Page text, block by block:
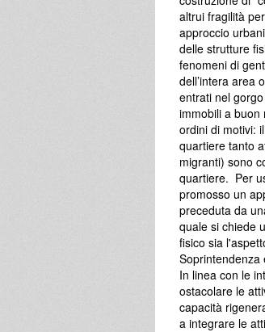
altrui fragilità
approccio
delle strutture
fenomeni di
dell’intera area
entrati nel
immobili a buon
ordini di motivi:
quartiere tanto
migranti) sono
quartiere. Per
promosso un
preceduta da
quale si chiede
fisico sia
Soprintendenza
In linea con le
ostacolare le
capacità
a integrare le